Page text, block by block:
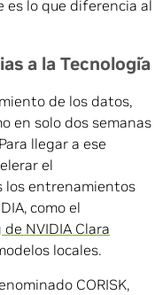
es lo que diferencia al
a la Tecnología
de los datos,
en solo dos semanas
llegar a ese
el
los entrenamientos
como el
NVIDIA Clara
locales.
CORISK,